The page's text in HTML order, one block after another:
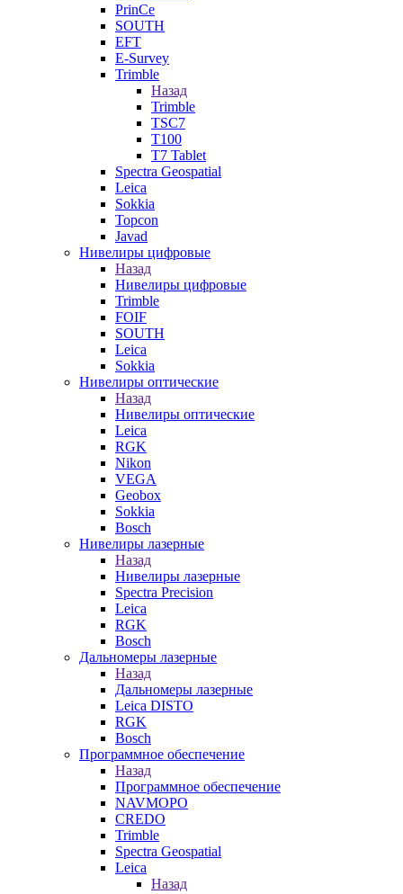
PrinCe
SOUTH
EFT
E-Survey
Trimble
Назад
Trimble
TSC7
T100
T7 Tablet
Spectra Geospatial
Leica
Sokkia
Topcon
Javad
Нивелиры цифровые
Назад
Нивелиры цифровые
Trimble
FOIF
SOUTH
Leica
Sokkia
Нивелиры оптические
Назад
Нивелиры оптические
Leica
RGK
Nikon
VEGA
Geobox
Sokkia
Bosch
Нивелиры лазерные
Назад
Нивелиры лазерные
Spectra Precision
Leica
RGK
Bosch
Дальномеры лазерные
Назад
Дальномеры лазерные
Leica DISTO
RGK
Bosch
Программное обеспечение
Назад
Программное обеспечение
NAVMOPO
CREDO
Trimble
Spectra Geospatial
Leica
Назад